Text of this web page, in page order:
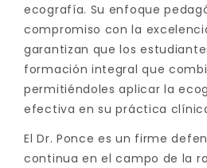
ecografía. Su enfoque
compromiso con la
garantizan que los
formación integral que
permitiéndoles aplicar la
efectiva en su práctica
El Dr. Ponce es un firme
continua en el campo de la